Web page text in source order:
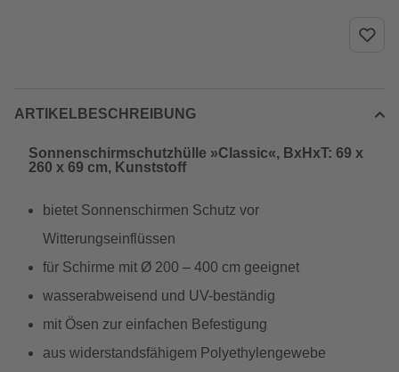
ARTIKELBESCHREIBUNG
Sonnenschirmschutzhülle »Classic«, BxHxT: 69 x
260 x 69 cm, Kunststoff
bietet Sonnenschirmen Schutz vor
Witterungseinflüssen
für Schirme mit Ø 200 – 400 cm geeignet
wasserabweisend und UV-beständig
mit Ösen zur einfachen Befestigung
aus widerstandsfähigem Polyethylengewebe